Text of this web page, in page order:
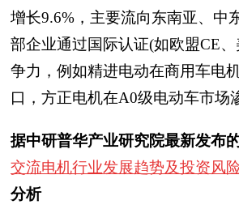
增长9.6%，主要流向东南亚、中
部企业通过国际认证(如欧盟CE
争力，例如精进电动在商用车电
口，方正电机在A0级电动车市场
据中研普华产业研究院最新发布
交流电机行业发展趋势及投资风
分析